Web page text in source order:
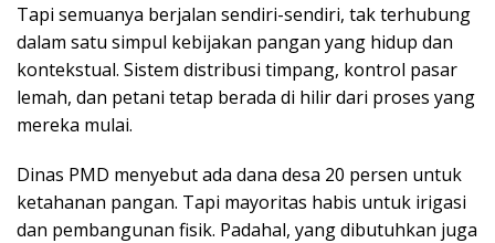
Tapi semuanya berjalan sendiri-sendiri, tak terhubung
dalam satu simpul kebijakan pangan yang hidup dan
kontekstual. Sistem distribusi timpang, kontrol pasar
lemah, dan petani tetap berada di hilir dari proses yang
mereka mulai.
Dinas PMD menyebut ada dana desa 20 persen untuk
ketahanan pangan. Tapi mayoritas habis untuk irigasi
dan pembangunan fisik. Padahal, yang dibutuhkan juga